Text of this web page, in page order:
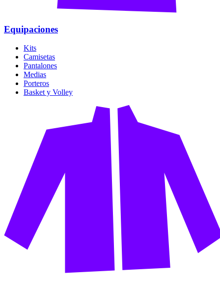
Equipaciones
Kits
Camisetas
Pantalones
Medias
Porteros
Basket y Volley